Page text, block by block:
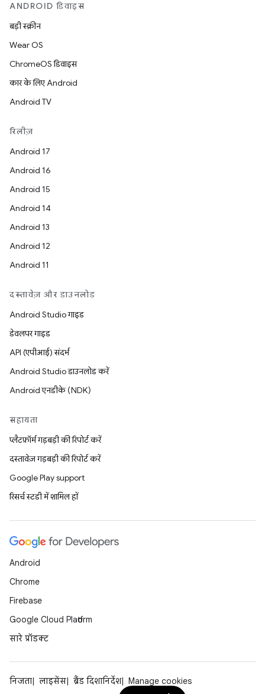
ANDROID डिवाइस
बड़ी स्क्रीन
Wear OS
ChromeOS डिवाइस
कार के लिए Android
Android TV
रिलीज़
Android 17
Android 16
Android 15
Android 14
Android 13
Android 12
Android 11
दस्तावेज़ और डाउनलोड
Android Studio गाइड
डेवलपर गाइड
API (एपीआई) संदर्भ
Android Studio डाउनलोड करें
Android एनडीके (NDK)
सहायता
प्लैटफ़ॉर्म गड़बड़ी की रिपोर्ट करें
दस्तावेज़ गड़बड़ी की रिपोर्ट करें
Google Play support
रिसर्च स्टडी में शामिल हों
Android
Chrome
Firebase
Google Cloud Platform
सारे प्रॉडक्ट
निजता लाइसेंस ब्रैंड दिशानिर्देश Manage cookies